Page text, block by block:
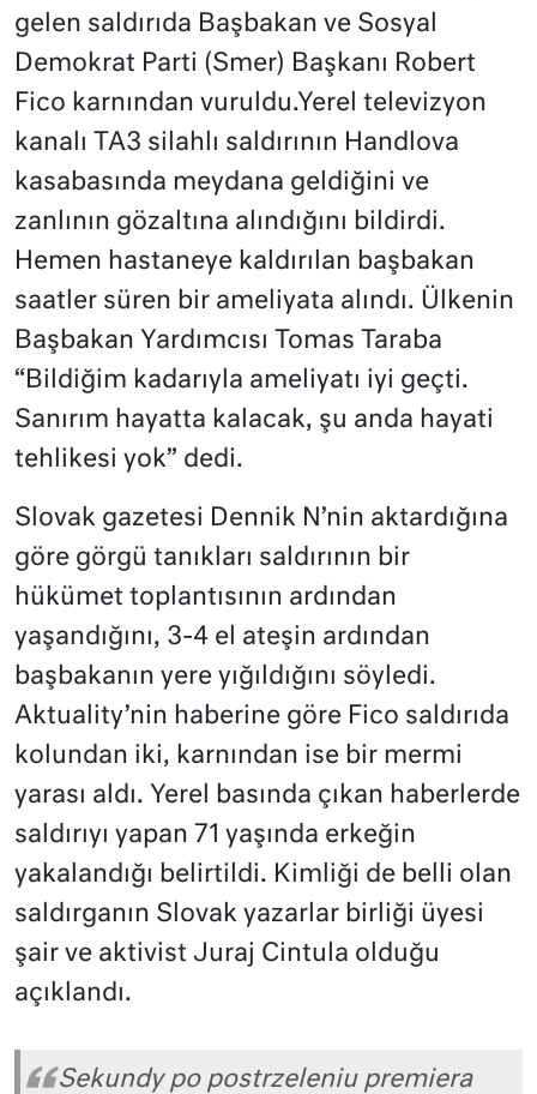
gelen saldırıda Başbakan ve Sosyal
Demokrat Parti (Smer) Başkanı Robert
Fico karnından vuruldu.Yerel televizyon
kanalı TA3 silahlı saldırının Handlova
kasabasında meydana geldiğini ve
zanlının gözaltına alındığını bildirdi.
Hemen hastaneye kaldırılan başbakan
saatler süren bir ameliyata alındı. Ülkenin
Başbakan Yardımcısı Tomas Taraba
“Bildiğim kadarıyla ameliyatı iyi geçti.
Sanırım hayatta kalacak, şu anda hayati
tehlikesi yok” dedi.
Slovak gazetesi Dennik N’nin aktardığına
göre görgü tanıkları saldırının bir
hükümet toplantısının ardından
yaşandığını, 3-4 el ateşin ardından
başbakanın yere yığıldığını söyledi.
Aktuality’nin haberine göre Fico saldırıda
kolundan iki, karnından ise bir mermi
yarası aldı. Yerel basında çıkan haberlerde
saldırıyı yapan 71 yaşında erkeğin
yakalandığı belirtildi. Kimliği de belli olan
saldırganın Slovak yazarlar birliği üyesi
şair ve aktivist Juraj Cintula olduğu
açıklandı.
Sekundy po postrzeleniu premiera